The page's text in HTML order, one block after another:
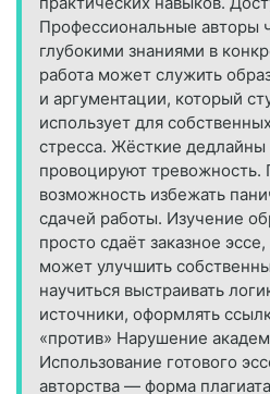
Профессиональные авторы
глубокими знаниями в
работа может служить
и аргументации, который
использует для
стресса. Жёсткие дедлайны
провоцируют тревожность.
возможность избежать
сдачей работы. Изучение
просто сдаёт заказное
может улучшить
научиться выстраивать
источники, оформлять
«против» Нарушение
Использование готового
авторства — форма